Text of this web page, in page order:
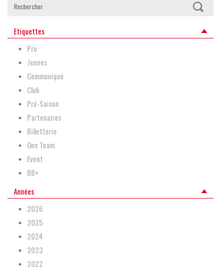
Etiquettes
Pro
Jeunes
Communiqué
Club
Pré-Saison
Partenaires
Billetterie
One Team
Event
BB+
Années
2026
2025
2024
2023
2022